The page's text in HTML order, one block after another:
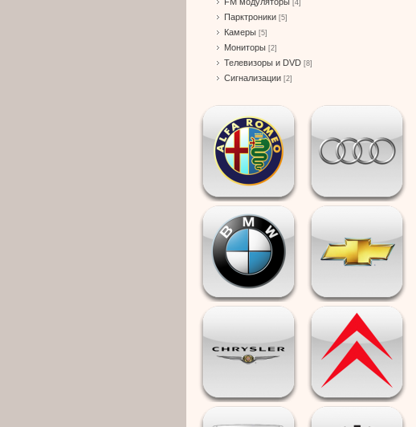
[4]
Парктроники [5]
Камеры [5]
Мониторы [2]
Телевизоры и DVD [8]
Сигнализации [2]